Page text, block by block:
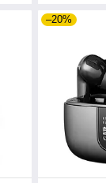
–20%